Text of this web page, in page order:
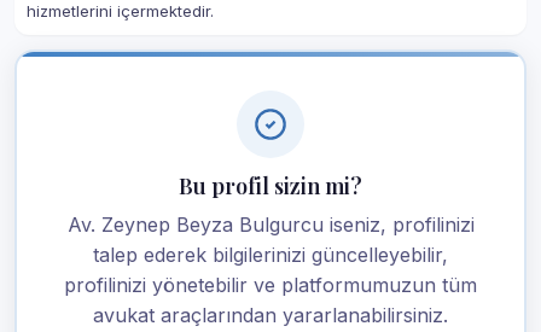
hizmetlerini içermektedir.
Bu profil sizin mi?
Av. Zeynep Beyza Bulgurcu iseniz, profilinizi
talep ederek bilgilerinizi güncelleyebilir,
profilinizi yönetebilir ve platformumuzun tüm
avukat araçlarından yararlanabilirsiniz.